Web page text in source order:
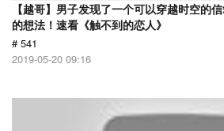
【越哥】男子发现了一个可以穿越时空的
的想法！速看《触不到的恋人》
# 541
2019-05-20 09:16